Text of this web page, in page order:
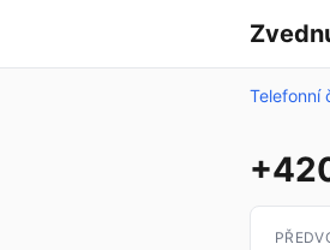
Telefonní